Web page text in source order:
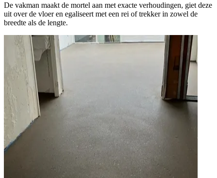
De vakman maakt de mortel aan met exacte verhoudingen, giet deze
uit over de vloer en egaliseert met een rei of trekker in zowel de
breedte als de lengte.